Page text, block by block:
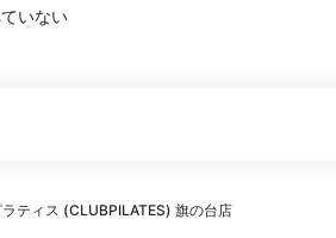
いない
ティス (CLUBPILATES) 旗の台店